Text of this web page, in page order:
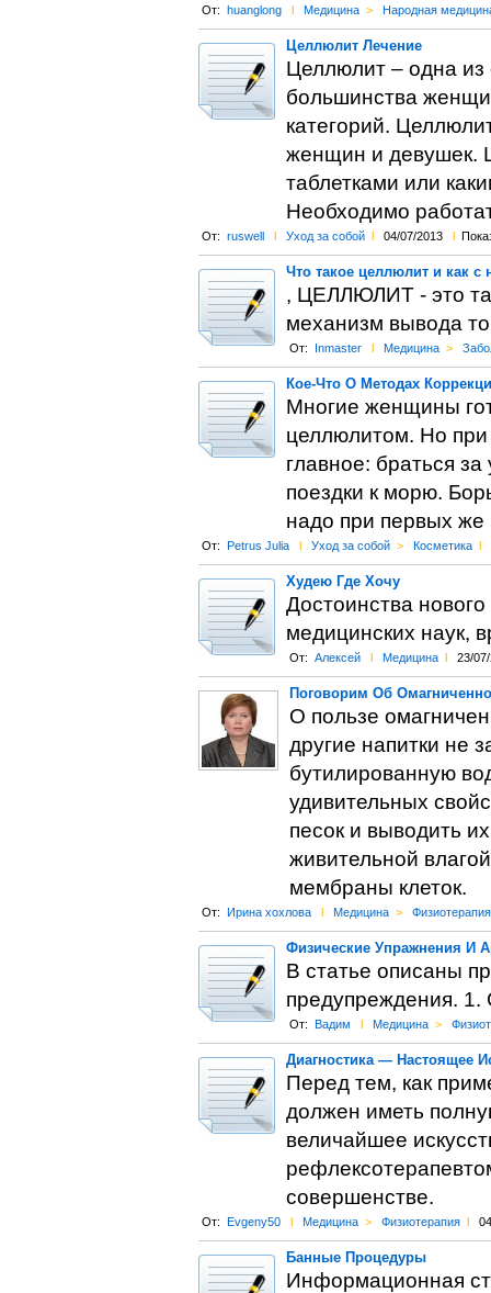
От: huanglong l Медицина > Народная
Целлюлит Лечение
Целлюлит – одна из
большинства
категорий.
женщин и девушек.
таблетками или
Необходимо
От: ruswell l Уход за собой l 04/07/2013 l
Что такое целлюлит и как с
, ЦЕЛЛЮЛИТ - это
механизм вывода
От: Inmaster l Медицина >
Кое-Что О Методах
Многие женщины
целлюлитом. Но
главное: браться
поездки к морю.
надо при первых же
От: Petrus Julia l Уход за собой > Косметика l
Худею Где Хочу
Достоинства
медицинских наук,
От: Алексей l Медицина l 23/
Поговорим Об
О пользе
другие напитки не
бутилированную
удивительных
песок и выводить
живительной
мембраны клеток.
От: Ирина хохлова l Медицина > Физиотерапия
Физические Упражнения И
В статье описаны
предупреждения. 1.
От: Вадим l Медицина >
Диагностика — Настоящее
Перед тем, как
должен иметь
величайшее
совершенстве.
От: Evgeny50 l Медицина > Физиотерапия l
Банные Процедуры
Информационная